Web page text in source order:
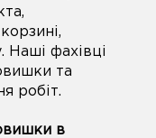
Наші фахівці
та
робіт.
в